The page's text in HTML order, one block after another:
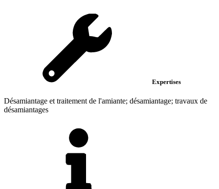
Expertises
Désamiantage et traitement de l'amiante; désamiantage; travaux de
désamiantages